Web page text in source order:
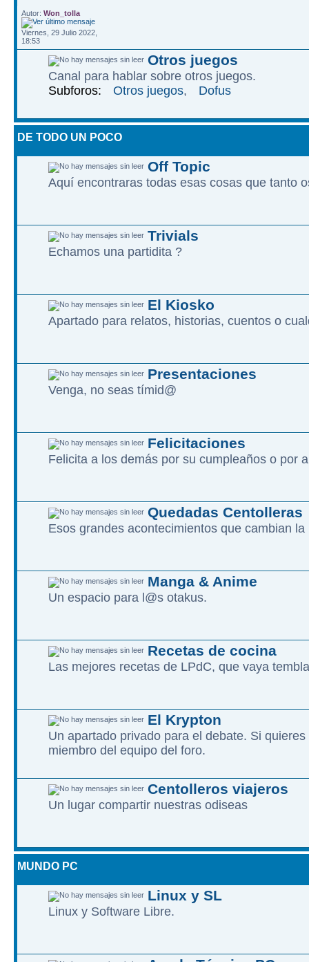
Autor: Won_tolla
Viernes, 29 Julio 2022,
18:53
Otros juegos
Canal para hablar sobre otros juegos.
Subforos:
Otros juegos, Dofus
DE TODO UN POCO
Off Topic
Aquí encontraras todas esas cosas que tanto
Trivials
Echamos una partidita ?
El Kiosko
Apartado para relatos, historias, cuentos o
Presentaciones
Venga, no seas tímid@
Felicitaciones
Felicita a los demás por su cumpleaños o por
Quedadas Centolleras
Esos grandes acontecimientos que cambian la
Manga & Anime
Un espacio para l@s otakus.
Recetas de cocina
Las mejores recetas de LPdC, que vaya
El Krypton
Un apartado privado para el debate. Si
miembro del equipo del foro.
Centolleros viajeros
Un lugar compartir nuestras odiseas
MUNDO PC
Linux y SL
Linux y Software Libre.